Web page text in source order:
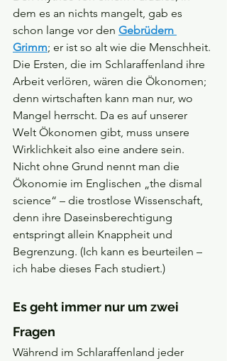
dem es an nichts mangelt, gab es
schon lange vor den Gebrüdern
Grimm; er ist so alt wie die Menschheit.
Die Ersten, die im Schlaraffenland ihre
Arbeit verlören, wären die Ökonomen;
denn wirtschaften kann man nur, wo
Mangel herrscht. Da es auf unserer
Welt Ökonomen gibt, muss unsere
Wirklichkeit also eine andere sein.
Nicht ohne Grund nennt man die
Ökonomie im Englischen „the dismal
science“ – die trostlose Wissenschaft,
denn ihre Daseinsberechtigung
entspringt allein Knappheit und
Begrenzung. (Ich kann es beurteilen –
ich habe dieses Fach studiert.)
Es geht immer nur um zwei
Fragen
Während im Schlaraffenland jeder